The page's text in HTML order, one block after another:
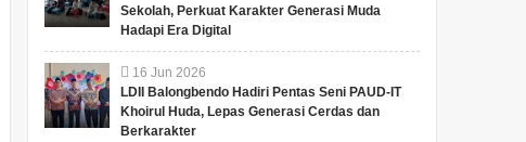
Sekolah, Perkuat Karakter Generasi Muda
Hadapi Era Digital
16 Jun 2026
LDII Balongbendo Hadiri Pentas Seni PAUD-IT
Khoirul Huda, Lepas Generasi Cerdas dan
Berkarakter